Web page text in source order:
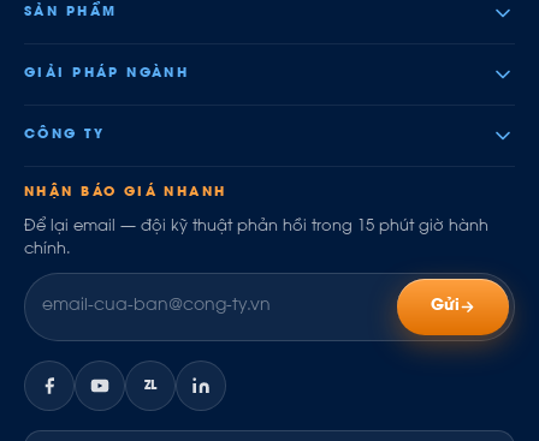
SẢN PHẨM
GIẢI PHÁP NGÀNH
CÔNG TY
NHẬN BÁO GIÁ NHANH
Để lại email — đội kỹ thuật phản hồi trong 15 phút giờ hành
chính.
Gửi
ZL